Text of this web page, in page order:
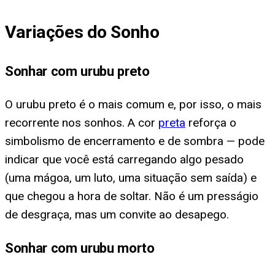
Variações do Sonho
Sonhar com urubu preto
O urubu preto é o mais comum e, por isso, o mais
recorrente nos sonhos. A cor preta reforça o
simbolismo de encerramento e de sombra — pode
indicar que você está carregando algo pesado
(uma mágoa, um luto, uma situação sem saída) e
que chegou a hora de soltar. Não é um presságio
de desgraça, mas um convite ao desapego.
Sonhar com urubu morto